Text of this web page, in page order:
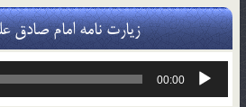
زیارت نامه امام صادق
پخش‌کننده
00:00